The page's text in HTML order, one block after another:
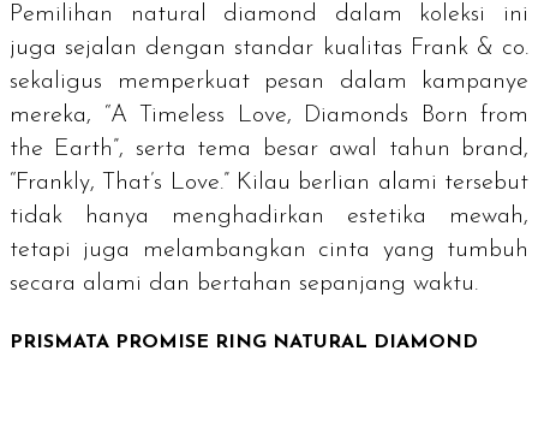
Pemilihan natural diamond
dalam koleksi ini
juga sejalan dengan standar kualitas Frank & co.
sekaligus memperkuat pesan dalam kampanye
mereka, “A Timeless Love, Diamonds Born from
the Earth”, serta tema besar awal tahun
brand ,
“Frankly, That’s Love.” Kilau berlian alami tersebut
tidak hanya menghadirkan estetika mewah,
tetapi juga melambangkan cinta yang tumbuh
secara alami dan bertahan sepanjang waktu.
PRISMATA PROMISE RING NATURAL DIAMOND